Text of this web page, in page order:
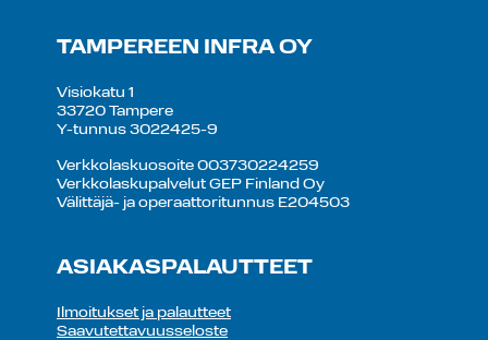
TAMPEREEN INFRA OY
Visiokatu 1
33720 Tampere
Y-tunnus 3022425-9
Verkkolaskuosoite 003730224259
Verkkolaskupalvelut GEP Finland Oy
Välittäjä- ja operaattoritunnus E204503
ASIAKASPALAUTTEET
Ilmoitukset ja palautteet
Saavutettavuusseloste